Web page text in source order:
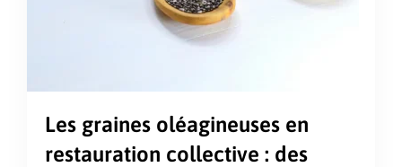
Les graines oléagineuses en
restauration collective : des